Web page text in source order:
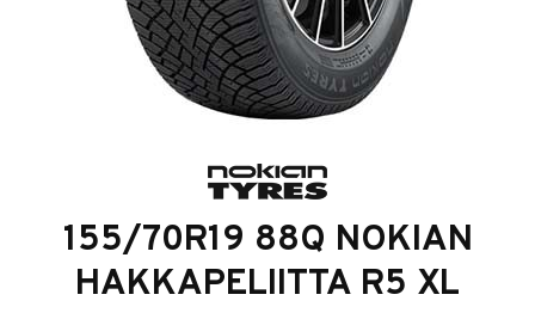
155/70R19 88Q NOKIAN
HAKKAPELIITTA R5 XL